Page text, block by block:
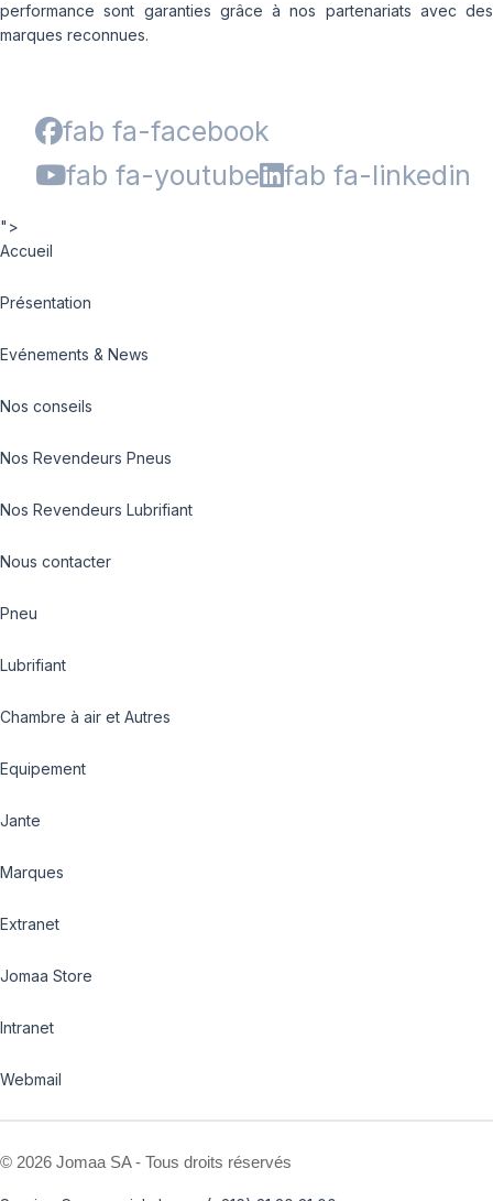
performance sont garanties grâce à nos partenariats avec des
marques reconnues.
fab fa-facebook
fab fa-youtube
fab fa-linkedin
">
Accueil
Présentation
Evénements & News
Nos conseils
Nos Revendeurs Pneus
Nos Revendeurs Lubrifiant
Nous contacter
Pneu
Lubrifiant
Chambre à air et Autres
Equipement
Jante
Marques
Extranet
Jomaa Store
Intranet
Webmail
© 2026 Jomaa SA - Tous droits réservés